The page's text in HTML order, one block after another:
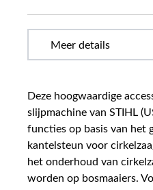
Deze hoogwaardige
slijpmachine van STIHL
functies op basis van het
kantelsteun voor
het onderhoud van
worden op bosmaaiers.